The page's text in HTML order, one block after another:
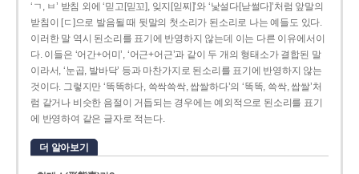
‘ㄱ, ㅂ’ 받침 외에 ‘믿고[믿꼬], 잊지[읻찌]’와 ‘낯설다[낟썰다]’처럼 앞말의
받침이 [ㄷ]으로 발음될 때 뒷말의 첫소리가 된소리로 나는 예들도 있다.
이러한 말 역시 된소리를 표기에 반영하지 않는데 이는 다른 이유에서이
다. 이들은 ‘어간+어미’, ‘어근+어근’과 같이 두 개의 형태소가 결합된 말
이라서, ‘눈곱, 발바닥’ 등과 마찬가지로 된소리를 표기에 반영하지 않는
것이다. 그렇지만 ‘똑똑하다, 쓱싹쓱싹, 쌉쌀하다’의 ‘똑똑, 쓱싹, 쌉쌀’처
럼 같거나 비슷한 음절이 거듭되는 경우에는 예외적으로 된소리를 표기
에 반영하여 같은 글자로 적는다.
더 알아보기